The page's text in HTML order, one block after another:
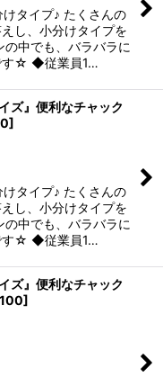
タイプ♪ たくさんの
し、小分けタイプを
中でも、バラバラに
す☆ ◆従業員1…
ズ』便利なチャック
]
タイプ♪ たくさんの
し、小分けタイプを
中でも、バラバラに
す☆ ◆従業員1…
ズ』便利なチャック
]